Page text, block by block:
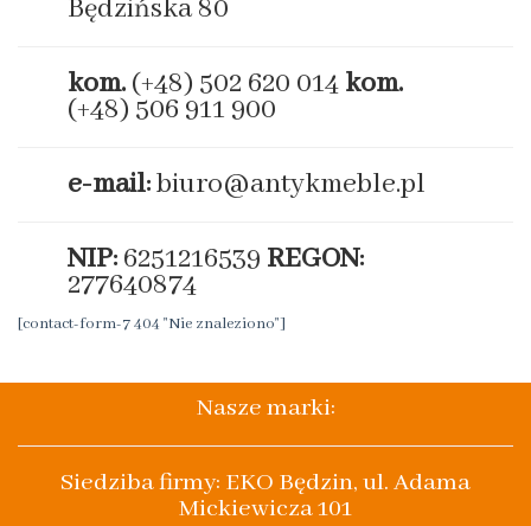
Będzińska 80
kom. (+48) 502 620 014 kom.
(+48) 506 911 900
e-mail:biuro@antykmeble.pl
NIP: 6251216539 REGON:
277640874
[contact-form-7 404 "Nie znaleziono"]
Nasze marki:
Siedziba firmy: EKO Będzin, ul. Adama
Mickiewicza 101